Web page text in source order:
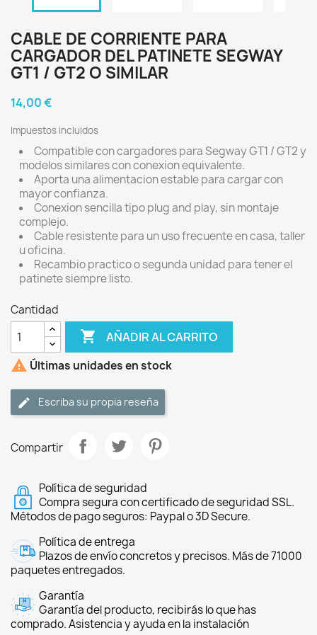
CABLE DE CORRIENTE PARA
CARGADOR DEL PATINETE SEGWAY
GT1 / GT2 O SIMILAR
14,00 €
Impuestos incluidos
Compatible con cargadores para Segway GT1 / GT2 y
modelos similares con conexion equivalente.
Aporta una alimentacion estable para cargar con
mayor confianza.
Conexion sencilla tipo plug and play, sin montaje
complejo.
Cable resistente para un uso frecuente en casa, taller
u oficina.
Recambio practico o segunda unidad para tener el
patinete siempre listo.
Cantidad
 AÑADIR AL CARRITO
 Últimas unidades en stock
Escriba su propia reseña
Compartir
Política de seguridad
Compra segura con certificado de seguridad SSL.
Métodos de pago seguros: Paypal o 3D Secure.
Política de entrega
Plazos de envío concretos y precisos. Más de 71000
paquetes entregados.
Garantía
Garantía del producto, recibirás lo que has
comprado. Asistencia y ayuda en la instalación